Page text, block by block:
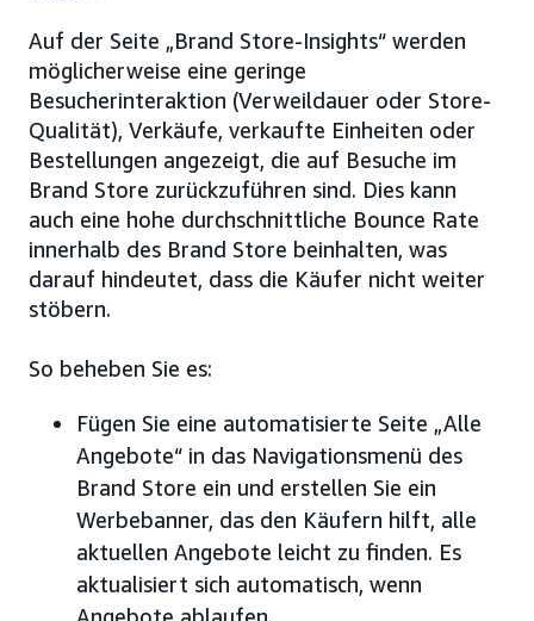
Auf der Seite „Brand Store-Insights“ werden
möglicherweise eine geringe
Besucherinteraktion (Verweildauer oder Store-
Qualität), Verkäufe, verkaufte Einheiten oder
Bestellungen angezeigt, die auf Besuche im
Brand Store zurückzuführen sind. Dies kann
auch eine hohe durchschnittliche Bounce Rate
innerhalb des Brand Store beinhalten, was
darauf hindeutet, dass die Käufer nicht weiter
stöbern.
So beheben Sie es:
Fügen Sie eine automatisierte Seite „Alle
Angebote“ in das Navigationsmenü des
Brand Store ein und erstellen Sie ein
Werbebanner, das den Käufern hilft, alle
aktuellen Angebote leicht zu finden. Es
aktualisiert sich automatisch, wenn